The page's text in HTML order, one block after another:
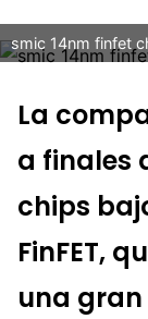
smic 14nm finfet
La
a finales
chips
FinFET,
una